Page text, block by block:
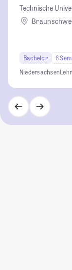
Technische
Bachelor 6
Niedersachsen